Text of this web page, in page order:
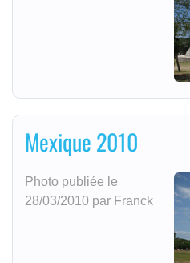
Mexique 2010
Photo publiée le
28/03/2010 par Franck